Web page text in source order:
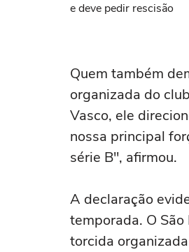
e deve pedir rescisão
Quem também
organizada do
Vasco, ele
nossa principal
série B", afirmou.
A declaração
temporada. O
torcida